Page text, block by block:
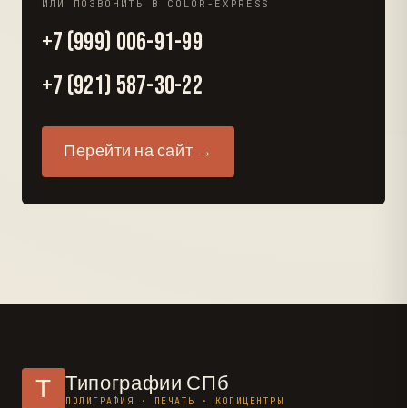
ИЛИ ПОЗВОНИТЬ В COLOR-EXPRESS
+7 (999) 006-91-99
+7 (921) 587-30-22
Перейти на сайт →
Т Типографии СПб
ПОЛИГРАФИЯ · ПЕЧАТЬ · КОПИЦЕНТРЫ